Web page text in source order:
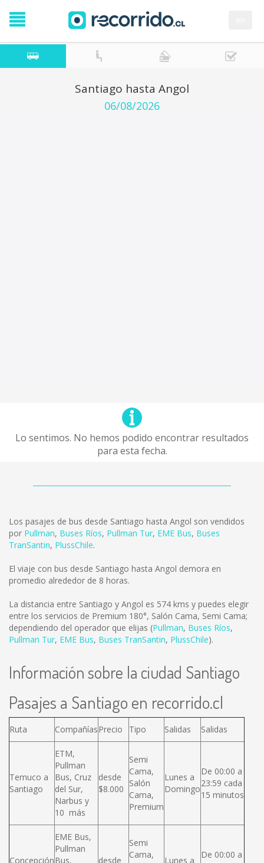
Santiago hasta Angol
06/08/2026
Lo sentimos. No hemos podido encontrar resultados
para esta fecha.
Los pasajes de bus desde Santiago hasta Angol son vendidos
por Pullman, Buses Ríos, Pullman Tur, EME Bus, Buses
TranSantin, PlussChile.
El viaje con bus desde Santiago hasta Angol demora en
promedio alrededor de 8 horas.
La distancia entre Santiago y Angol es 574 kms y puedes elegir
entre los servicios de Premium 180°, Salón Cama, Semi Cama;
dependiendo del operador que elijas (Pullman, Buses Ríos,
Pullman Tur, EME Bus, Buses TranSantin, PlussChile).
Información sobre la ciudad Santiago
Pasajes a Santiago en recorrido.cl
Ruta CompañíasPrecio Tipo Salidas Salidas
Temuco a
Santiago
ETM,
Pullman
Bus, Cruz
del Sur,
Narbus y
10 más
desde
$8.000
Semi
Cama,
Salón
Cama,
Premium
Lunes a
Domingo
De 00:00 a
23:59 cada
15 minutos
Concepción
EME Bus,
Pullman
Bus,
desde
Semi
Cama,
Lunes a
De 00:00 a